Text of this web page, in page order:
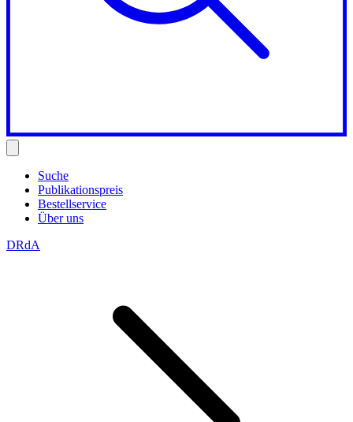
Suche
Publikationspreis
Bestellservice
Über uns
DRdA